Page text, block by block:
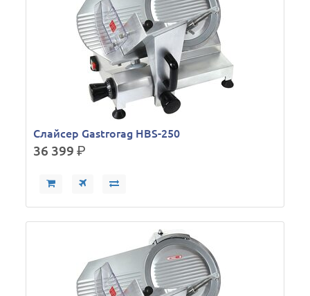
Слайсер Gastrorag HBS-250
36 399р.